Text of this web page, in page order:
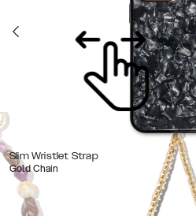
Slim Wristlet Strap
Gold Chain